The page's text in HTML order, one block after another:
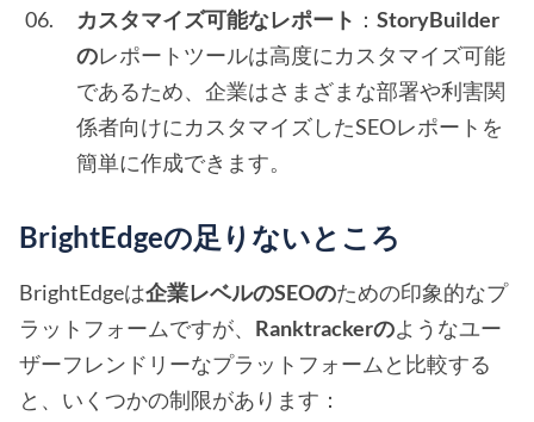
カスタマイズ可能なレポート ： StoryBuilder
のレポートツールは高度にカスタマイズ可能
であるため、企業はさまざまな部署や利害関
係者向けにカスタマイズしたSEOレポートを
簡単に作成できます。
BrightEdgeの足りないところ
BrightEdgeは企業レベルのSEOのための印象的なプ
ラットフォームですが、 Ranktrackerのようなユー
ザーフレンドリーなプラットフォームと比較する
と、いくつかの制限があります：